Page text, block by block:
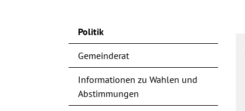
Politik
Gemeinderat
Informationen zu Wahlen und
Abstimmungen